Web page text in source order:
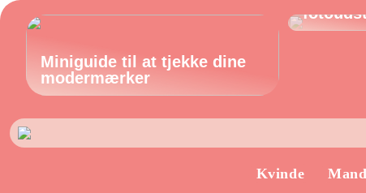
Miniguide til at tjekke dine
modermærker
Kvinde Mand